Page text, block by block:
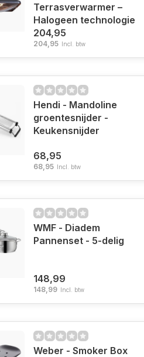
Terrasverwarmer –
Halogeen technologie
204,95
204,95 Incl. btw
Hendi - Mandoline
groentesnijder -
Keukensnijder
68,95
68,95 Incl. btw
WMF - Diadem
Pannenset - 5-delig
148,99
148,99 Incl. btw
Weber - Smoker Box